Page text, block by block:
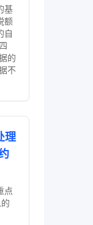
基
额
自
的
不
理
点